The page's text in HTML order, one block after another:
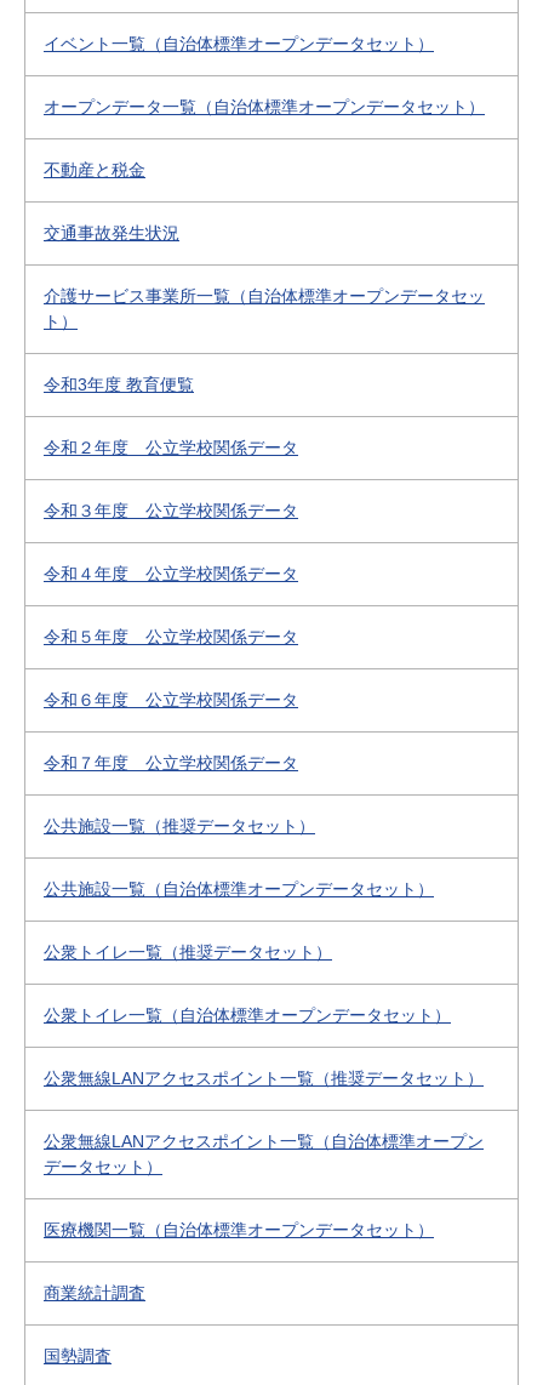
イベント一覧（自治体標準オープンデータセット）
オープンデータ一覧（自治体標準オープンデータセット）
不動産と税金
交通事故発生状況
介護サービス事業所一覧（自治体標準オープンデータセッ
ト）
令和3年度 教育便覧
令和２年度 公立学校関係データ
令和３年度 公立学校関係データ
令和４年度 公立学校関係データ
令和５年度 公立学校関係データ
令和６年度 公立学校関係データ
令和７年度 公立学校関係データ
公共施設一覧（推奨データセット）
公共施設一覧（自治体標準オープンデータセット）
公衆トイレ一覧（推奨データセット）
公衆トイレ一覧（自治体標準オープンデータセット）
公衆無線LANアクセスポイント一覧（推奨データセット）
公衆無線LANアクセスポイント一覧（自治体標準オープン
データセット）
医療機関一覧（自治体標準オープンデータセット）
商業統計調査
国勢調査